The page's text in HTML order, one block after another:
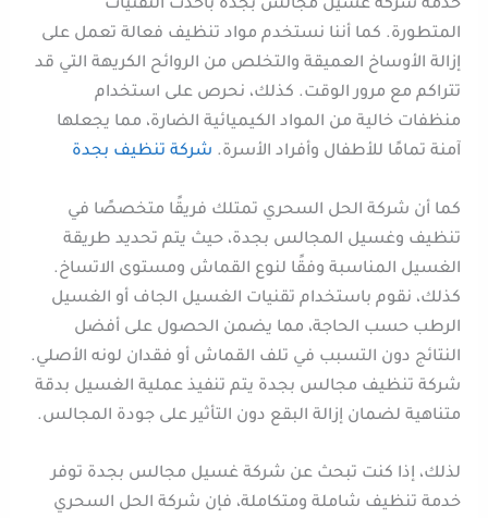
خدمة شركة غسيل مجالس بجدة بأحدث التقنيات
المتطورة. كما أننا نستخدم مواد تنظيف فعالة تعمل على
إزالة الأوساخ العميقة والتخلص من الروائح الكريهة التي قد
تتراكم مع مرور الوقت. كذلك، نحرص على استخدام
منظفات خالية من المواد الكيميائية الضارة، مما يجعلها
آمنة تمامًا للأطفال وأفراد الأسرة. شركة تنظيف بجدة
كما أن شركة الحل السحري تمتلك فريقًا متخصصًا في
تنظيف وغسيل المجالس بجدة، حيث يتم تحديد طريقة
الغسيل المناسبة وفقًا لنوع القماش ومستوى الاتساخ.
كذلك، نقوم باستخدام تقنيات الغسيل الجاف أو الغسيل
الرطب حسب الحاجة، مما يضمن الحصول على أفضل
النتائج دون التسبب في تلف القماش أو فقدان لونه الأصلي.
شركة تنظيف مجالس بجدة يتم تنفيذ عملية الغسيل بدقة
متناهية لضمان إزالة البقع دون التأثير على جودة المجالس.
لذلك، إذا كنت تبحث عن شركة غسيل مجالس بجدة توفر
خدمة تنظيف شاملة ومتكاملة، فإن شركة الحل السحري